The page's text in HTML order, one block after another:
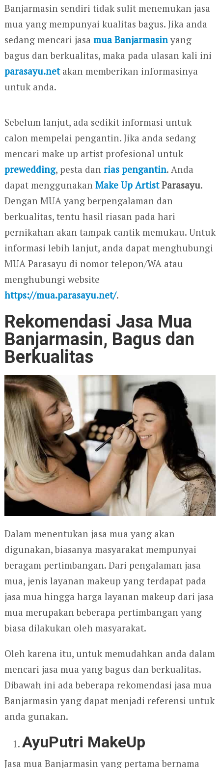
Banjarmasin sendiri tidak sulit menemukan jasa
mua yang mempunyai kualitas bagus. Jika anda
sedang mencari jasa mua Banjarmasinyang
bagus dan berkualitas, maka pada ulasan kali ini
parasayu.netakan memberikan informasinya
untuk anda.
Sebelum lanjut, ada sedikit informasi untuk
calon mempelai pengantin. Jika anda sedang
mencari make up artist profesional untuk
prewedding, pesta dan rias pengantin. Anda
dapat menggunakan Make Up ArtistParasayu.
Dengan MUA yang berpengalaman dan
berkualitas, tentu hasil riasan pada hari
pernikahan akan tampak cantik memukau. Untuk
informasi lebih lanjut, anda dapat menghubungi
MUA Parasayu di nomor telepon/WA atau
menghubungi website
https://mua.parasayu.net/.
Rekomendasi Jasa Mua
Banjarmasin, Bagus dan
Berkualitas
Dalam menentukan jasa mua yang akan
digunakan, biasanya masyarakat mempunyai
beragam pertimbangan. Dari pengalaman jasa
mua, jenis layanan makeup yang terdapat pada
jasa mua hingga harga layanan makeup dari jasa
mua merupakan beberapa pertimbangan yang
biasa dilakukan oleh masyarakat.
Oleh karena itu, untuk memudahkan anda dalam
mencari jasa mua yang bagus dan berkualitas.
Dibawah ini ada beberapa rekomendasi jasa mua
Banjarmasin yang dapat menjadi referensi untuk
anda gunakan.
AyuPutri MakeUp
Jasa mua Banjarmasin yang pertama bernama